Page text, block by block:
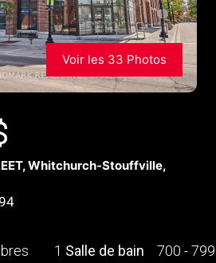
Voir les 33 Photos
Whitchurch-Stouffville,
1 Salle de bain 700 -